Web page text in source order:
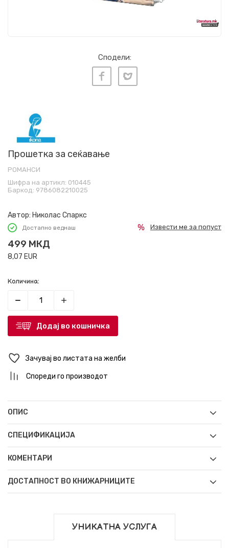
Сподели:
Прошетка за сеќавање
РОМАНСИ
Шифра на артикл: 010445
Баркод: 9786082210025
Автор: Николас Спаркс
Достапно веднаш
499 МКД
8,07 EUR
Извести ме за попуст
Количина:
Додај во кошничка
Зачувај во листата на желби
Спореди го производот
ОПИС
СПЕЦИФИКАЦИЈА
КОМЕНТАРИ
ДОСТАПНОСТ ВО КНИЖАРНИЦИТЕ
УНИКАТНА УСЛУГА